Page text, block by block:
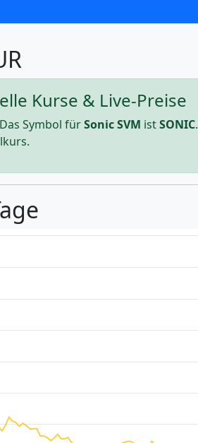
Kurse & Live-Preise
Symbol fürSonic SVM istSONIC.